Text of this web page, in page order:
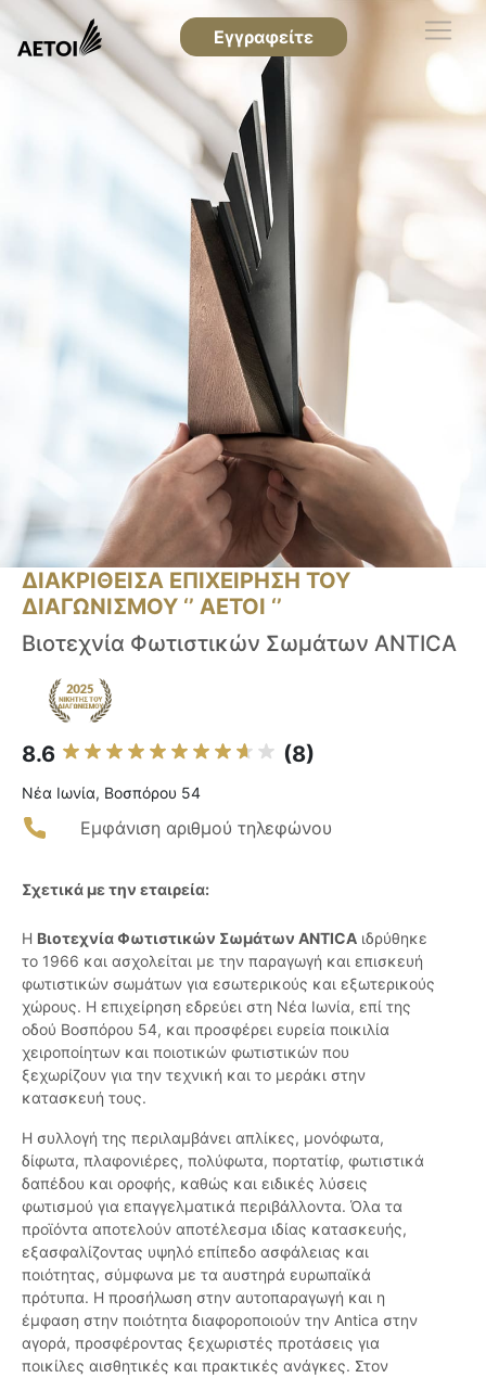
Εγγραφείτε
ΔΙΑΚΡΙΘΕΙΣΑ ΕΠΙΧΕΙΡΗΣΗ ΤΟΥ
ΔΙΑΓΩΝΙΣΜΟΥ ‘’ ΑΕΤΟΙ ‘’
Βιοτεχνία Φωτιστικών Σωμάτων ANTICA
8.6 (8)
Νέα Ιωνία, Βοσπόρου 54
Εμφάνιση αριθμού τηλεφώνου
Σχετικά με την εταιρεία:
Η Βιοτεχνία Φωτιστικών Σωμάτων ANTICA ιδρύθηκε
το 1966 και ασχολείται με την παραγωγή και επισκευή
φωτιστικών σωμάτων για εσωτερικούς και εξωτερικούς
χώρους. Η επιχείρηση εδρεύει στη Νέα Ιωνία, επί της
οδού Βοσπόρου 54, και προσφέρει ευρεία ποικιλία
χειροποίητων και ποιοτικών φωτιστικών που
ξεχωρίζουν για την τεχνική και το μεράκι στην
κατασκευή τους.
Η συλλογή της περιλαμβάνει απλίκες, μονόφωτα,
δίφωτα, πλαφονιέρες, πολύφωτα, πορτατίφ, φωτιστικά
δαπέδου και οροφής, καθώς και ειδικές λύσεις
φωτισμού για επαγγελματικά περιβάλλοντα. Όλα τα
προϊόντα αποτελούν αποτέλεσμα ιδίας κατασκευής,
εξασφαλίζοντας υψηλό επίπεδο ασφάλειας και
ποιότητας, σύμφωνα με τα αυστηρά ευρωπαϊκά
πρότυπα. Η προσήλωση στην αυτοπαραγωγή και η
έμφαση στην ποιότητα διαφοροποιούν την Antica στην
αγορά, προσφέροντας ξεχωριστές προτάσεις για
ποικίλες αισθητικές και πρακτικές ανάγκες. Στον